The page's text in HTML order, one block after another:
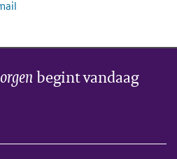
begint vandaag